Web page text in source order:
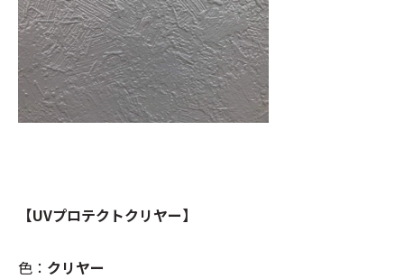
【UVプロテクトクリヤー】
色： クリヤー